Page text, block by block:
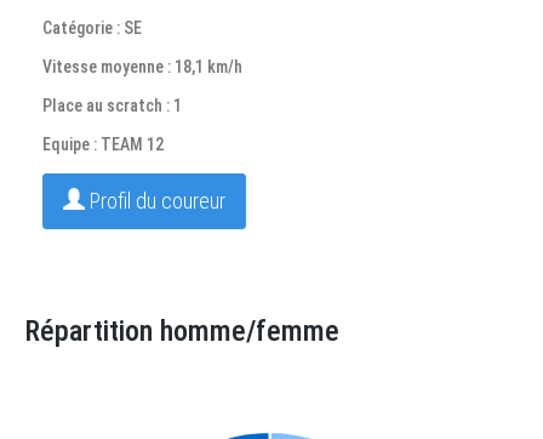
Catégorie : SE
Vitesse moyenne : 18,1 km/h
Place au scratch : 1
Equipe : TEAM 12
Profil du coureur
Répartition homme/femme